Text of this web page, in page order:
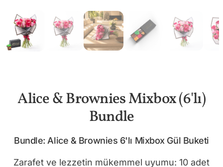
Alice & Brownies Mixbox (6'lı)
Bundle
Bundle: Alice & Brownies 6'lı Mixbox Gül Buketi
Zarafet ve lezzetin mükemmel uyumu: 10 adet